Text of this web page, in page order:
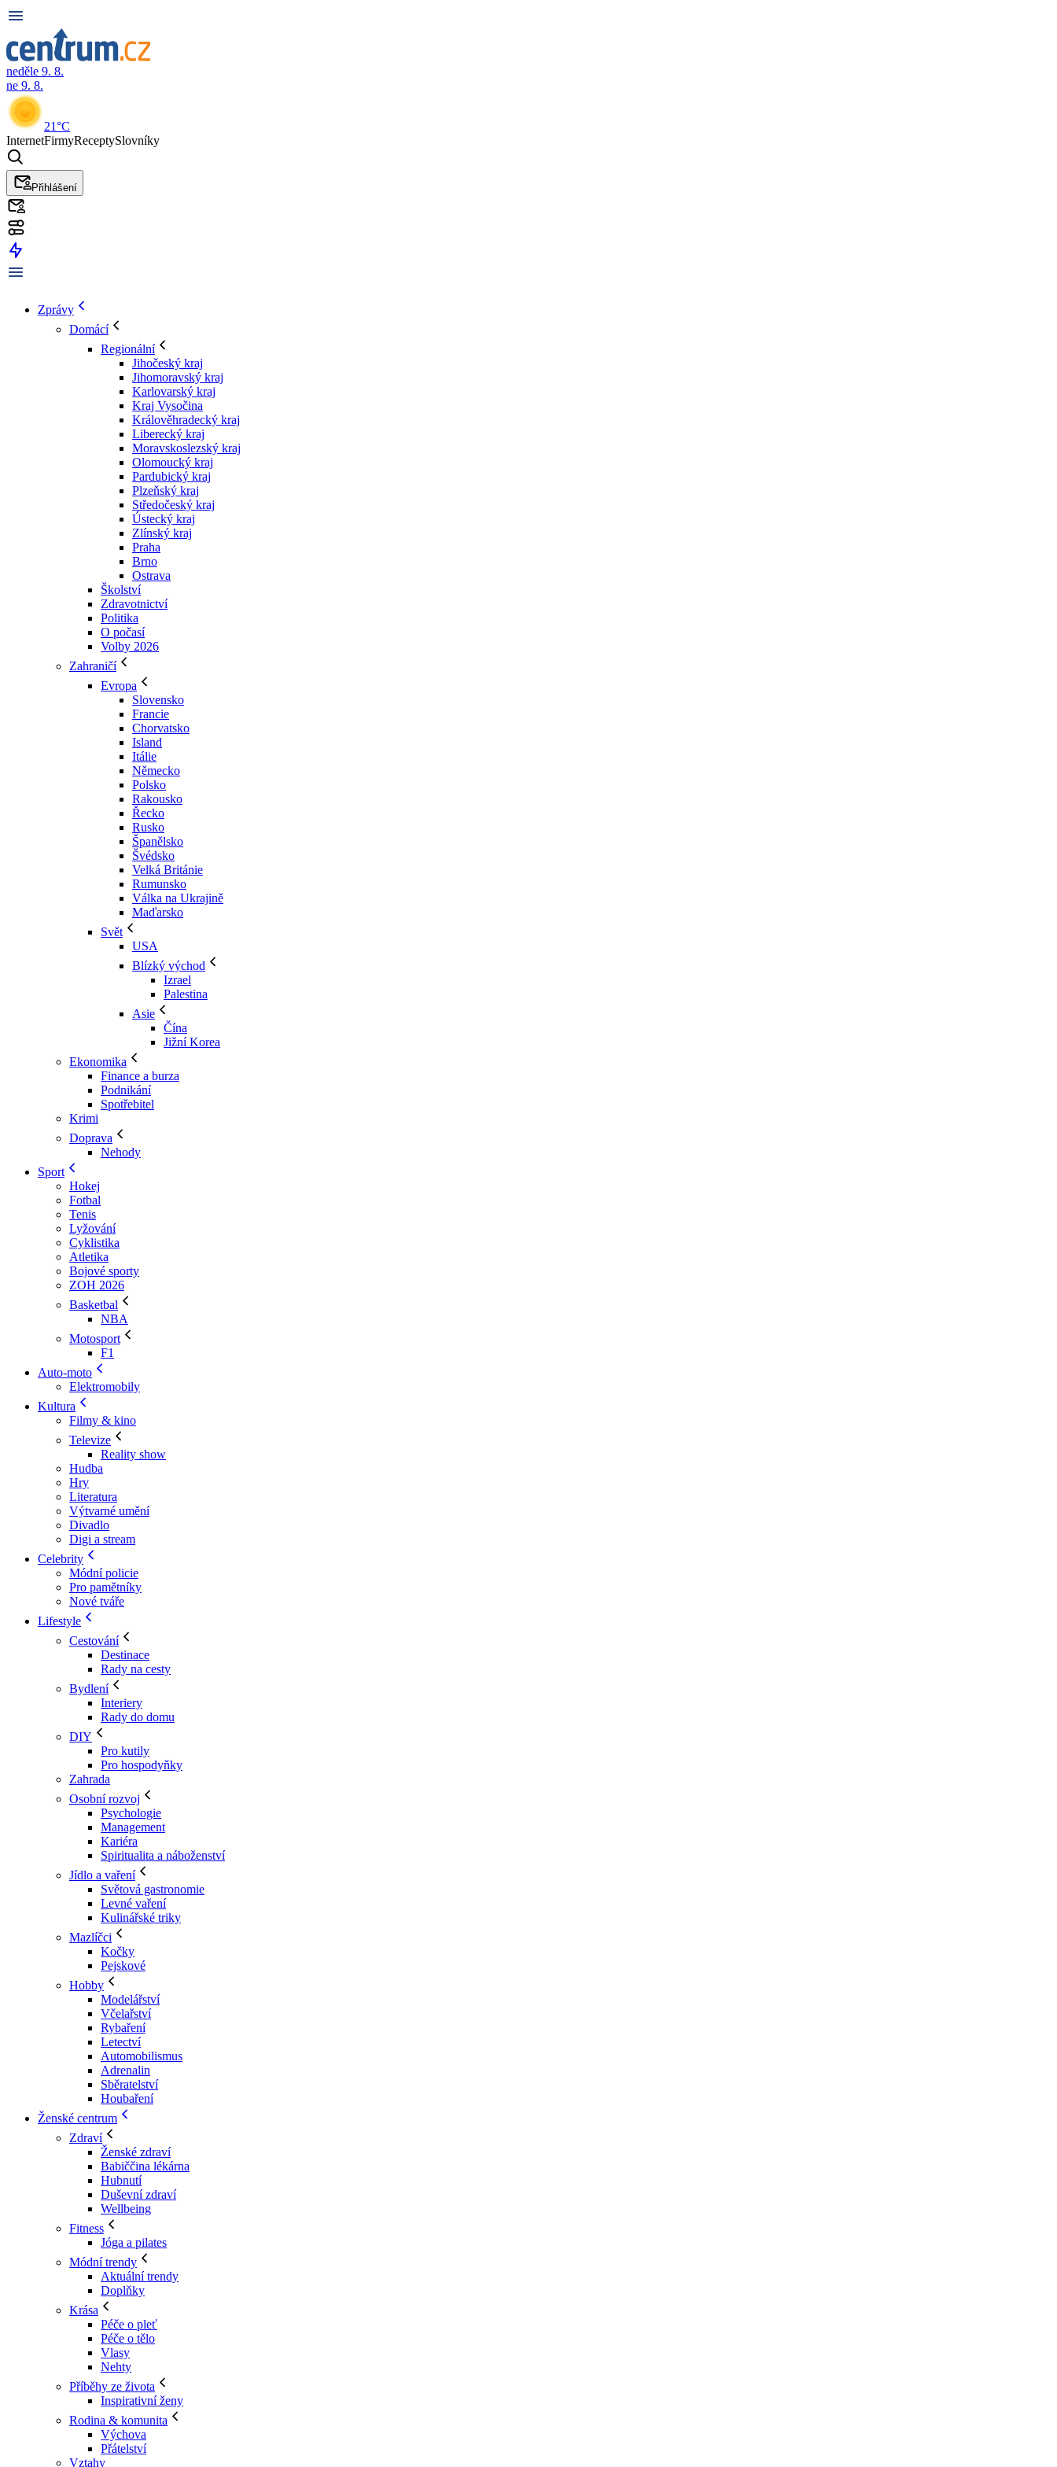
neděle 9. 8.
ne 9. 8.
21°C
InternetFirmyReceptySlovníky
Přihlášení
Zprávy
Domácí
Regionální
Jihočeský kraj
Jihomoravský kraj
Karlovarský kraj
Kraj Vysočina
Králověhradecký kraj
Liberecký kraj
Moravskoslezský kraj
Olomoucký kraj
Pardubický kraj
Plzeňský kraj
Středočeský kraj
Ústecký kraj
Zlínský kraj
Praha
Brno
Ostrava
Školství
Zdravotnictví
Politika
O počasí
Volby 2026
Zahraničí
Evropa
Slovensko
Francie
Chorvatsko
Island
Itálie
Německo
Polsko
Rakousko
Řecko
Rusko
Španělsko
Švédsko
Velká Británie
Rumunsko
Válka na Ukrajině
Maďarsko
Svět
USA
Blízký východ
Izrael
Palestina
Asie
Čína
Jižní Korea
Ekonomika
Finance a burza
Podnikání
Spotřebitel
Krimi
Doprava
Nehody
Sport
Hokej
Fotbal
Tenis
Lyžování
Cyklistika
Atletika
Bojové sporty
ZOH 2026
Basketbal
NBA
Motosport
F1
Auto-moto
Elektromobily
Kultura
Filmy & kino
Televize
Reality show
Hudba
Hry
Literatura
Výtvarné umění
Divadlo
Digi a stream
Celebrity
Módní policie
Pro pamětníky
Nové tváře
Lifestyle
Cestování
Destinace
Rady na cesty
Bydlení
Interiery
Rady do domu
DIY
Pro kutily
Pro hospodyňky
Zahrada
Osobní rozvoj
Psychologie
Management
Kariéra
Spiritualita a náboženství
Jídlo a vaření
Světová gastronomie
Levné vaření
Kulinářské triky
Mazlíčci
Kočky
Pejskové
Hobby
Modelářství
Včelařství
Rybaření
Letectví
Automobilismus
Adrenalin
Sběratelství
Houbaření
Ženské centrum
Zdraví
Ženské zdraví
Babiččina lékárna
Hubnutí
Duševní zdraví
Wellbeing
Fitness
Jóga a pilates
Módní trendy
Aktuální trendy
Doplňky
Krása
Péče o pleť
Péče o tělo
Vlasy
Nehty
Příběhy ze života
Inspirativní ženy
Rodina & komunita
Výchova
Přátelství
Vztahy